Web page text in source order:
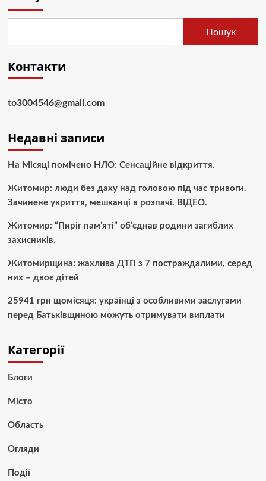
Пошук
Контакти
to3004546@gmail.com
Недавні записи
На Місяці помічено НЛО: Сенсаційне відкриття.
Житомир: люди без даху над головою під час тривоги.
Зачинене укриття, мешканці в розпачі. ВІДЕО.
Житомир: “Пиріг пам’яті” об’єднав родини загиблих
захисників.
Житомирщина: жахлива ДТП з 7 постраждалими, серед
них – двоє дітей
25941 грн щомісяця: українці з особливими заслугами
перед Батьківщиною можуть отримувати виплати
Категорії
Блоги
Місто
Область
Огляди
Події